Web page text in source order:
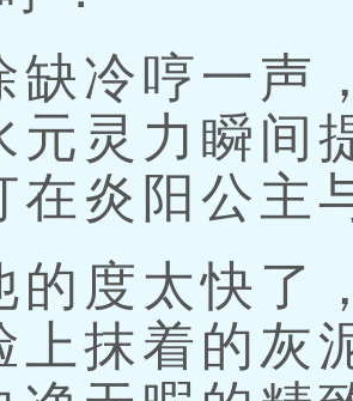
哼一声，
元灵力瞬间
在炎阳公主
太快了，
上抹着的灰